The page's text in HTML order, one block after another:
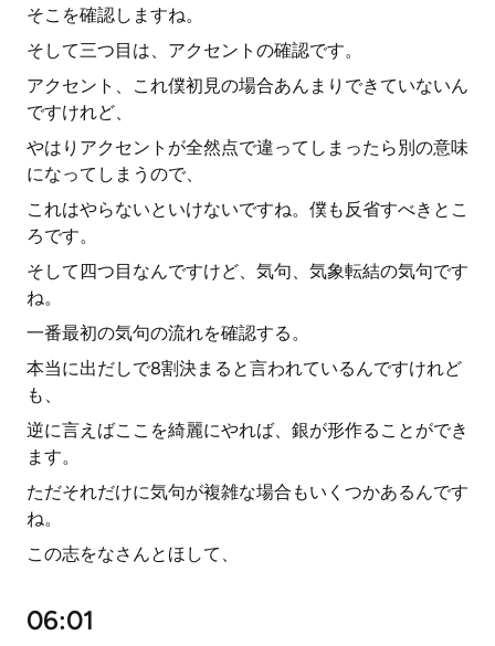
そこを確認しますね。
そして三つ目は、アクセントの確認です。
アクセント、これ僕初見の場合あんまりできていないん
ですけれど、
やはりアクセントが全然点で違ってしまったら別の意味
になってしまうので、
これはやらないといけないですね。僕も反省すべきとこ
ろです。
そして四つ目なんですけど、気句、気象転結の気句です
ね。
一番最初の気句の流れを確認する。
本当に出だしで8割決まると言われているんですけれど
も、
逆に言えばここを綺麗にやれば、銀が形作ることができ
ます。
ただそれだけに気句が複雑な場合もいくつかあるんです
ね。
この志をなさんとほして、
06:01